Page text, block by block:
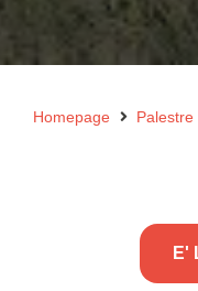
Homepage Palestre
E'